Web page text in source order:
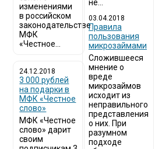
изменениями
в российском
законодательстве
МФК
«Честное...
24.12.2018
3 000 рублей
на подарки в
МФК «Честное
слово»
МФК «Честное
слово» дарит
своим
не...
03.04.2018
​Правила
пользования
микрозаймами
Сложившееся
мнение о
вреде
микрозаймов
исходит из
неправильного
представления
о них. При
разумном
подходе